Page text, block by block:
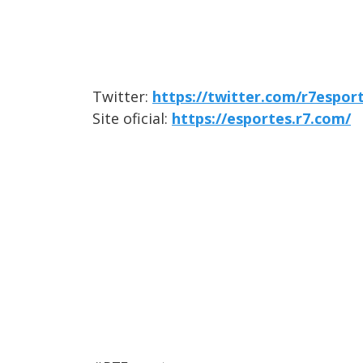
Twitter: https://twitter.com/
Site oficial: https://esportes.r7.com/